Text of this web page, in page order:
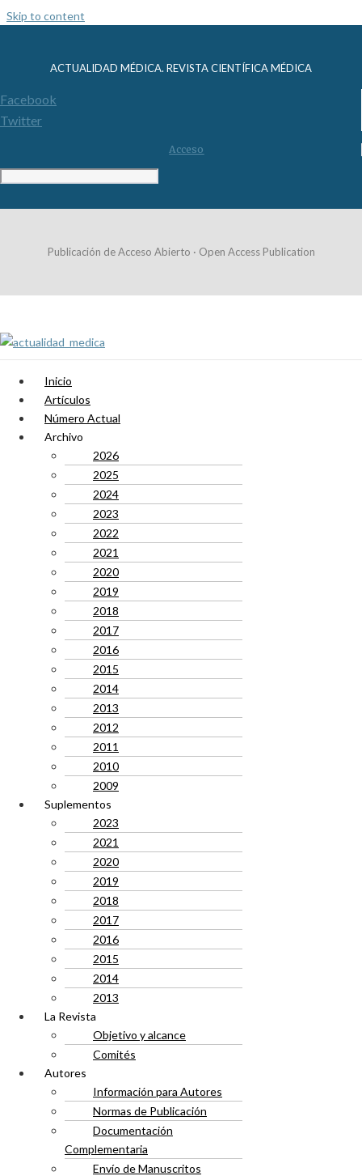
Skip to content
ACTUALIDAD MÉDICA. REVISTA CIENTÍFICA MÉDICA
Facebook
Twitter
Acceso
Publicación de Acceso Abierto · Open Access Publication
Inicio
Artículos
Número Actual
Archivo
2026
2025
2024
2023
2022
2021
2020
2019
2018
2017
2016
2015
2014
2013
2012
2011
2010
2009
Suplementos
2023
2021
2020
2019
2018
2017
2016
2015
2014
2013
La Revista
Objetivo y alcance
Comités
Autores
Información para Autores
Normas de Publicación
Documentación
Complementaria
Envío de Manuscritos